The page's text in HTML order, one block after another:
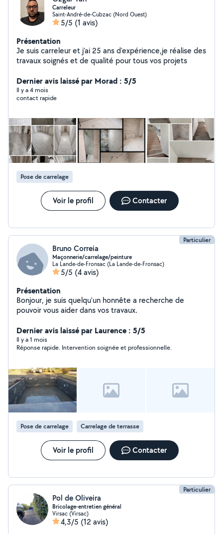
Carreleur
Saint-André-de-Cubzac (Nord Ouest)
5/5 (1 avis)
Présentation
Je suis carreleur et j'ai 25 ans d'expérience,je réalise des
travaux soignés et de qualité pour tous vos projets
Dernier avis laissé par Morad : 5/5
Il y a 4 mois
contact rapide
Pose de carrelage
Voir le profil Contacter
Particulier
Bruno Correia
Maçonnerie/carrelage/peinture
La Lande-de-Fronsac (La Lande-de-Fronsac)
5/5 (4 avis)
Présentation
Bonjour, je suis quelqu'un honnête a recherche de
pouvoir vous aider dans vos travaux.
Dernier avis laissé par Laurence : 5/5
Il y a 1 mois
Réponse rapide. Intervention soignée et professionnelle.
Pose de carrelage Carrelage de terrasse
Voir le profil Contacter
Particulier
Pol de Oliveira
Bricolage-entretien général
Virsac (Virsac)
4,3/5 (12 avis)